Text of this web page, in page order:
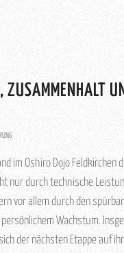
ZUSAMMENHALT
im Oshiro Dojo Feldkirchen
nur durch technische
vor allem durch den
Wachstum.
der nächsten Etappe auf